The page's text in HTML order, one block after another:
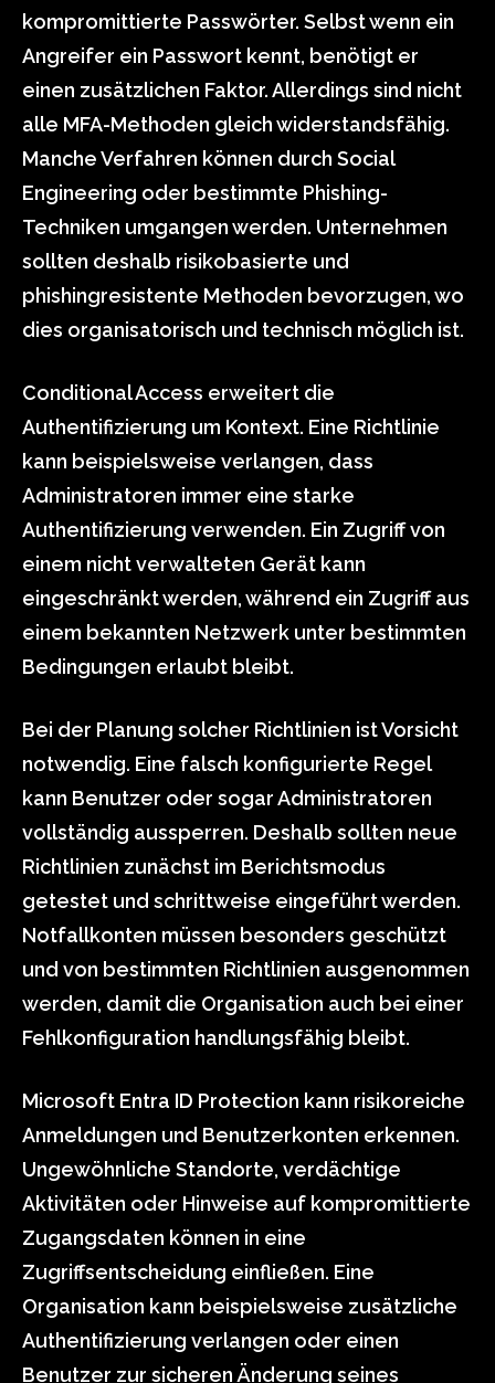
kompromittierte Passwörter. Selbst wenn ein
Angreifer ein Passwort kennt, benötigt er
einen zusätzlichen Faktor. Allerdings sind nicht
alle MFA-Methoden gleich widerstandsfähig.
Manche Verfahren können durch Social
Engineering oder bestimmte Phishing-
Techniken umgangen werden. Unternehmen
sollten deshalb risikobasierte und
phishingresistente Methoden bevorzugen, wo
dies organisatorisch und technisch möglich ist.
Conditional Access erweitert die
Authentifizierung um Kontext. Eine Richtlinie
kann beispielsweise verlangen, dass
Administratoren immer eine starke
Authentifizierung verwenden. Ein Zugriff von
einem nicht verwalteten Gerät kann
eingeschränkt werden, während ein Zugriff aus
einem bekannten Netzwerk unter bestimmten
Bedingungen erlaubt bleibt.
Bei der Planung solcher Richtlinien ist Vorsicht
notwendig. Eine falsch konfigurierte Regel
kann Benutzer oder sogar Administratoren
vollständig aussperren. Deshalb sollten neue
Richtlinien zunächst im Berichtsmodus
getestet und schrittweise eingeführt werden.
Notfallkonten müssen besonders geschützt
und von bestimmten Richtlinien ausgenommen
werden, damit die Organisation auch bei einer
Fehlkonfiguration handlungsfähig bleibt.
Microsoft Entra ID Protection kann risikoreiche
Anmeldungen und Benutzerkonten erkennen.
Ungewöhnliche Standorte, verdächtige
Aktivitäten oder Hinweise auf kompromittierte
Zugangsdaten können in eine
Zugriffsentscheidung einfließen. Eine
Organisation kann beispielsweise zusätzliche
Authentifizierung verlangen oder einen
Benutzer zur sicheren Änderung seines